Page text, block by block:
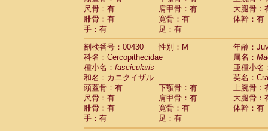
尺骨：有
肩甲骨：有
大腿骨：
腓骨：有
寛骨：有
体幹：有
手：有
足：有
剖検番号：00430
性別：M
年齢：
科名：Cercopithecidae
属名：
種小名： fascicularis
亜種小名
和名：カニクイザル
英名：
頭蓋骨：有
下顎骨：有
上腕骨：
尺骨：有
肩甲骨：有
大腿骨：
腓骨：有
寛骨：有
体幹：有
手：有
足：有